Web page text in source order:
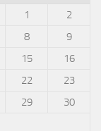
1
2
8
9
15
16
22
23
29
30